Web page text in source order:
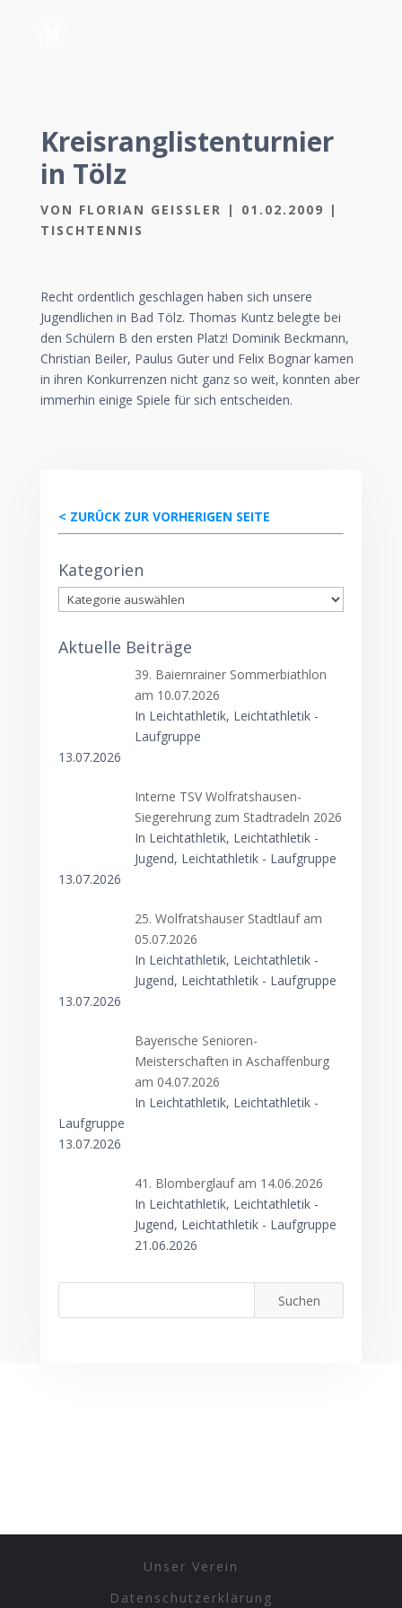
Kreisranglistenturnier
in Tölz
VON FLORIAN GEISSLER | 01.02.2009 |
TISCHTENNIS
Recht ordentlich geschlagen haben sich unsere
Jugendlichen in Bad Tölz. Thomas Kuntz belegte bei
den Schülern B den ersten Platz! Dominik Beckmann,
Christian Beiler, Paulus Guter und Felix Bognar kamen
in ihren Konkurrenzen nicht ganz so weit, konnten aber
immerhin einige Spiele für sich entscheiden.
< ZURÜCK ZUR VORHERIGEN SEITE
Kategorien
Kategorien
Aktuelle Beiträge
39. Baiernrainer Sommerbiathlon
am 10.07.2026
In Leichtathletik, Leichtathletik -
Laufgruppe
13.07.2026
Interne TSV Wolfratshausen-
Siegerehrung zum Stadtradeln 2026
In Leichtathletik, Leichtathletik -
Jugend, Leichtathletik - Laufgruppe
13.07.2026
25. Wolfratshauser Stadtlauf am
05.07.2026
In Leichtathletik, Leichtathletik -
Jugend, Leichtathletik - Laufgruppe
13.07.2026
Bayerische Senioren-
Meisterschaften in Aschaffenburg
am 04.07.2026
In Leichtathletik, Leichtathletik -
Laufgruppe
13.07.2026
41. Blomberglauf am 14.06.2026
In Leichtathletik, Leichtathletik -
Jugend, Leichtathletik - Laufgruppe
21.06.2026
Unser Verein
Datenschutzerklärung